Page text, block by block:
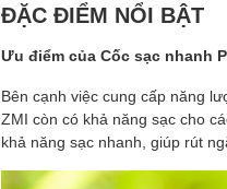
ĐẶC ĐIỂM NỔI BẬT
Ưu điểm của Cốc sạc nhanh
Bên cạnh việc cung cấp năng
ZMI còn có khả năng sạc cho
khả năng sạc nhanh, giúp rút